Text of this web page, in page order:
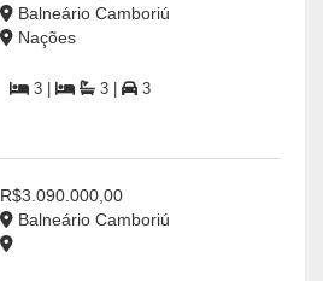
Balneário Camboriú
Nações
3 | 3 | 3
R$3.090.000,00
Balneário Camboriú